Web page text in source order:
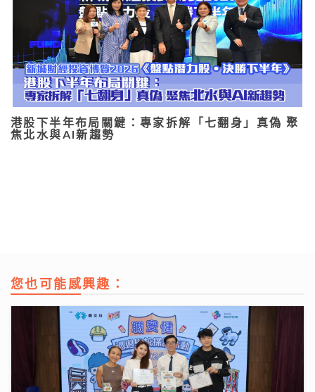
港股下半年布局關鍵：專家拆解「七翻身」真偽 聚
焦北水與AI新趨勢
您也可能感興趣：